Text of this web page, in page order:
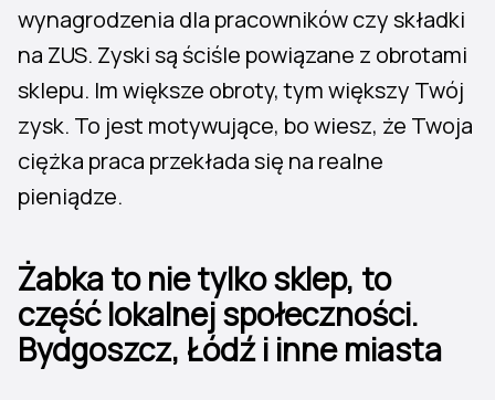
wynagrodzenia dla pracowników czy składki
na ZUS. Zyski są ściśle powiązane z obrotami
sklepu. Im większe obroty, tym większy Twój
zysk. To jest motywujące, bo wiesz, że Twoja
ciężka praca przekłada się na realne
pieniądze.
Żabka to nie tylko sklep, to
część lokalnej społeczności.
Bydgoszcz, Łódź i inne miasta